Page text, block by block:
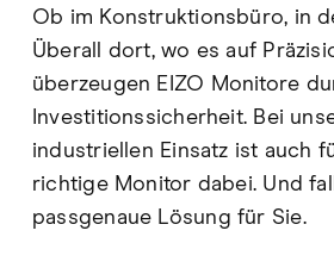
Ob im Konstruktionsbüro, in
Überall dort, wo es auf
überzeugen EIZO Monitore
Investitionssicherheit. Bei
industriellen Einsatz ist auch
richtige Monitor dabei. Und
passgenaue Lösung für Sie.